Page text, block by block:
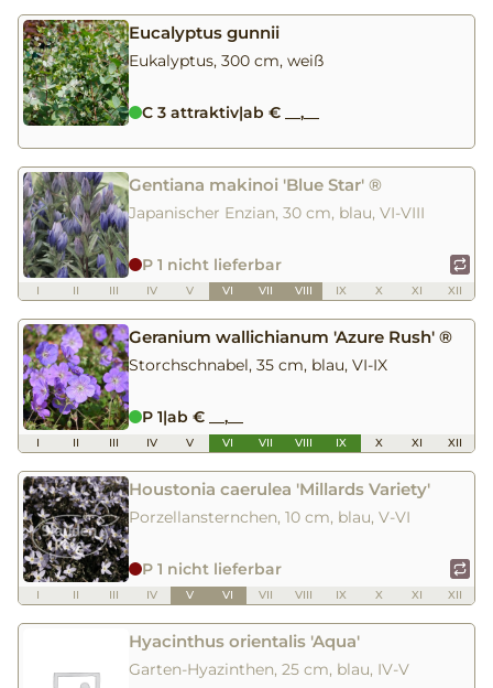
Eucalyptus gunnii
Eukalyptus, 300 cm, weiß
C 3 attraktiv|ab € __,__
Gentiana makinoi 'Blue Star' ®
Japanischer Enzian, 30 cm, blau, VI-VIII
P 1 nicht lieferbar
I II III IV V VI VII VIII IX X XI XII
Geranium wallichianum 'Azure Rush' ®
Storchschnabel, 35 cm, blau, VI-IX
P 1|ab € __,__
I II III IV V VI VII VIII IX X XI XII
Houstonia caerulea 'Millards Variety'
Porzellansternchen, 10 cm, blau, V-VI
P 1 nicht lieferbar
I II III IV V VI VII VIII IX X XI XII
Hyacinthus orientalis 'Aqua'
Garten-Hyazinthen, 25 cm, blau, IV-V